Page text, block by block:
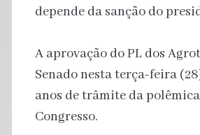
depende da sanção do
A aprovação do PL dos
Senado nesta terça-feira
anos de trâmite da
Congresso.